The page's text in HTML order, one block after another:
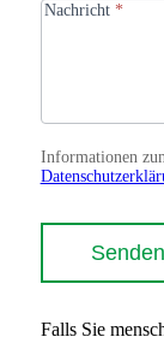
Nachricht *
Informationen
Senden
Falls Sie